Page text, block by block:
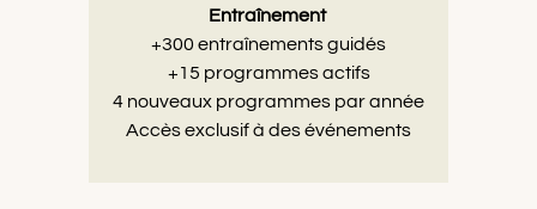
Entraînement
+300 entraînements guidés
+15 programmes actifs
4 nouveaux programmes par année
Accès exclusif à des événements